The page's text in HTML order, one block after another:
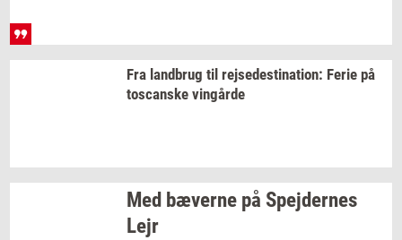
Fra land­brug til rej­se­desti­na­tion: Ferie på
toscan­ske vin­går­de
Med bæ­ver­ne på Spej­der­nes
Lejr